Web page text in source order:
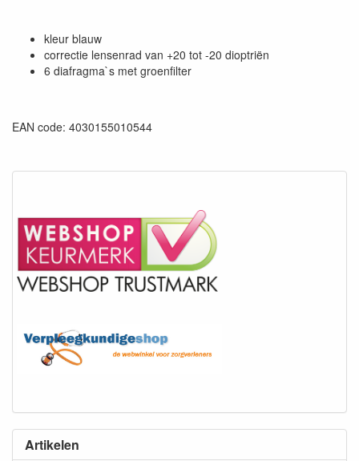
Artikelen
kleur blauw
correctie lensenrad van +20 tot -20 dioptriën
6 diafragma`s met groenfilter
EAN code: 4030155010544